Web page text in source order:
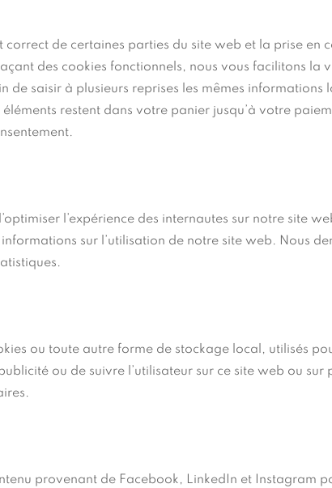
correct de certaines parties du site web et la prise en
des cookies fonctionnels, nous vous facilitons la
de saisir à plusieurs reprises les mêmes informations
restent dans votre panier jusqu’à votre
l’expérience des internautes sur notre site
sur l’utilisation de notre site web. Nous
ou toute autre forme de stockage local, utilisés
ou de suivre l’utilisateur sur ce site web ou sur
provenant de Facebook, LinkedIn et Instagram